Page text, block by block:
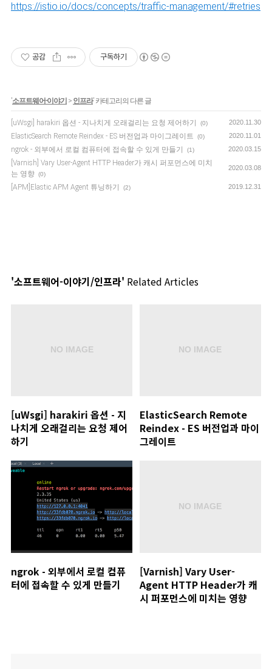
https://istio.io/docs/concepts/traffic-management/#retries
공감 구독하기
'소프트웨어-이야기 > 인프라' 카테고리의 다른 글
[uWsgi] harakiri 옵션 - 지나치게 오래걸리는 요청 제어하기 (0) 2020.11.30
ElasticSearch Remote Reindex - ES 버전업과 마이그레이트 (0) 2020.11.01
ngrok - 외부에서 로컬 컴퓨터에 접속할 수 있게 만들기 (1) 2020.03.15
[Varnish] Vary User-Agent HTTP Header가 캐시 퍼포먼스에 미치
는 영향 (0)
2020.03.08
[APM]Elastic APM Agent 튜닝하기 (2) 2019.12.31
'소프트웨어-이야기/인프라' Related Articles
[uWsgi] harakiri 옵션 - 지
나치게 오래걸리는 요청 제어
하기
ElasticSearch Remote
Reindex - ES 버전업과 마이
그레이트
ngrok - 외부에서 로컬 컴퓨
터에 접속할 수 있게 만들기
[Varnish] Vary User-
Agent HTTP Header가 캐
시 퍼포먼스에 미치는 영향